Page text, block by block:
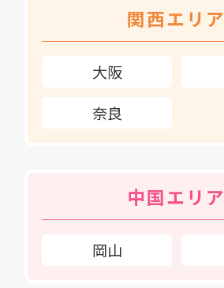
関西エリア
大阪
奈良
中国エリア
岡山